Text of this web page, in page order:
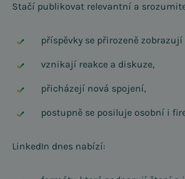
Stačí publikovat relevantní a
příspěvky se přirozeně
vznikají reakce a diskuze,
přicházejí nová spojení,
postupně se posiluje osobní i
LinkedIn dnes nabízí: